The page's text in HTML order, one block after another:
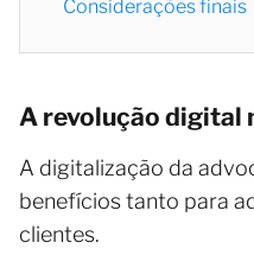
Considerações finais
A revolução digital
A digitalização da
benefícios tanto para
clientes.